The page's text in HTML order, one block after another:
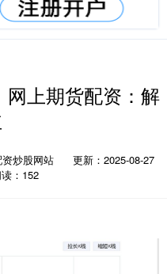
网上期货配资：解
炒股网站
更新：2025-08-27
：152